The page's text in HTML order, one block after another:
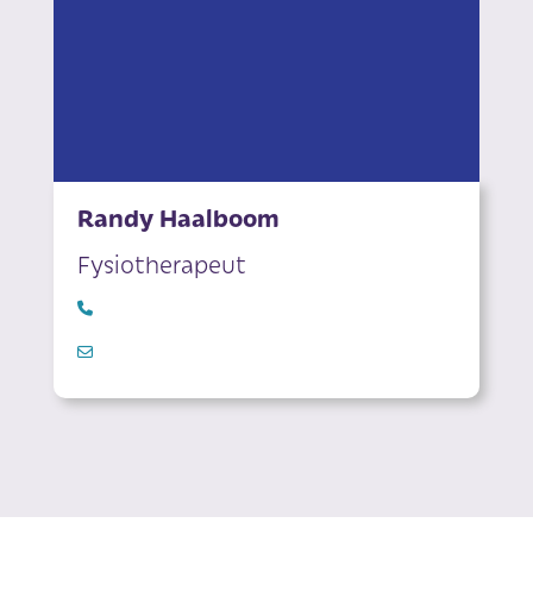
Randy Haalboom
Fysiotherapeut